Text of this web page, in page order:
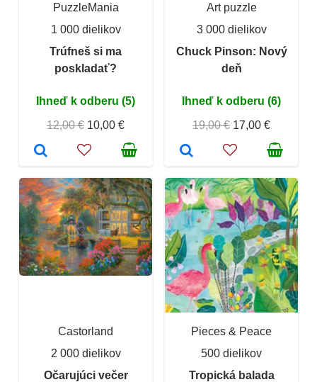
PuzzleMania
1 000 dielikov
Trúfneš si ma
poskladať?
Ihneď k odberu (5)
12,00 € 10,00 €
Art puzzle
3 000 dielikov
Chuck Pinson: Nový
deň
Ihneď k odberu (6)
19,00 € 17,00 €
Castorland
2 000 dielikov
Očarujúci večer
Pieces & Peace
500 dielikov
Tropická balada